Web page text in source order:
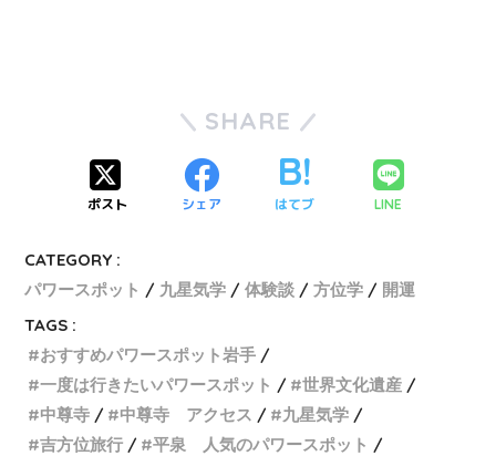
SHARE
ポスト シェア はてブ LINE
CATEGORY :
パワースポット
九星気学 体験談 方位学
開運
TAGS :
おすすめパワースポット岩手
一度は行きたいパワースポット
世界文化遺産
中尊寺
中尊寺 アクセス
九星気学
吉方位旅行
平泉 人気のパワースポット